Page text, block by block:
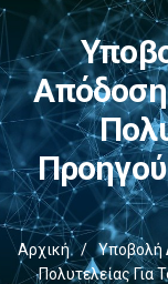
Αρχική /
Υποβολή
Πολυτελείας Για